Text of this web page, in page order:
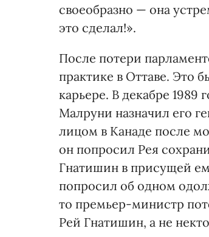
своеобразно — она
это сделал!».
После потери
практике в Оттаве. Это
карьере. В декабре
Малруни назначил его
лицом в Канаде после
он попросил Рея
Гнатишин в присущей
попросил об одном
то премьер-министр
Рей Гнатишин, а не